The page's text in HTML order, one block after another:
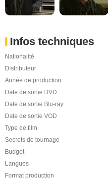
Infos techniques
Nationalité
Distributeur
Année de production
Date de sortie DVD
Date de sortie Blu-ray
Date de sortie VOD
Type de film
Secrets de tournage
Budget
Langues
Format production